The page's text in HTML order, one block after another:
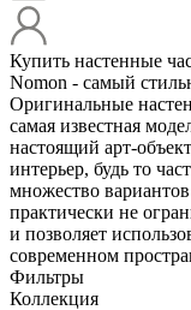
Купить настенные
Nomon - самый
Оригинальные
самая известная
настоящий арт-
интерьер, будь то
множество
практически не
и позволяет
современном
Фильтры
Коллекция